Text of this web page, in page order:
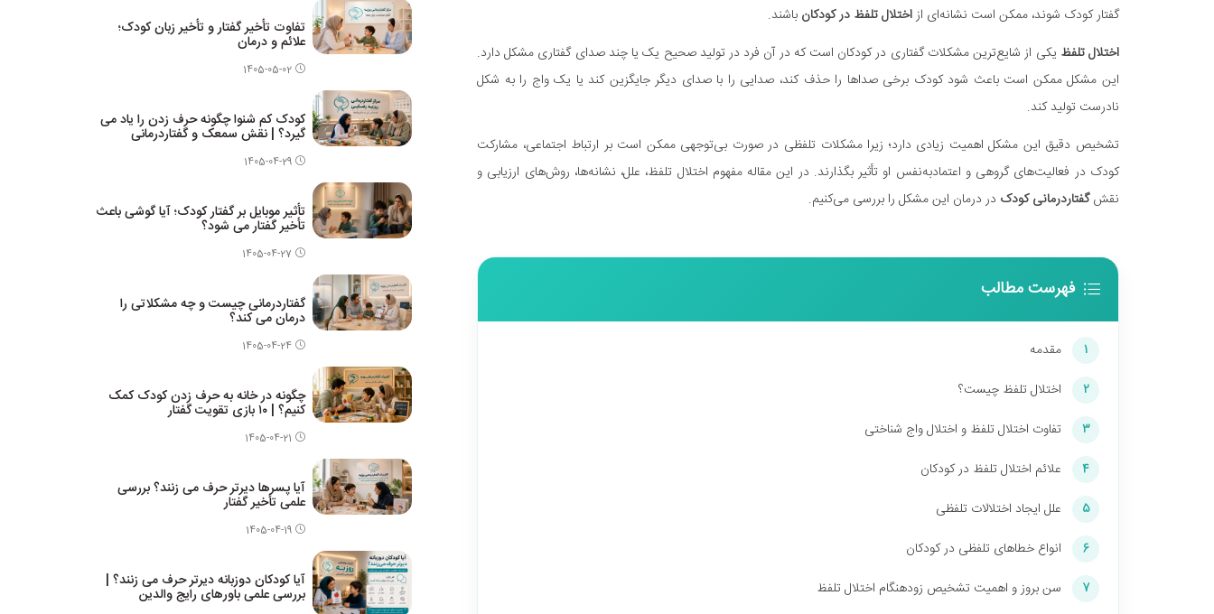
گفتار کودک شوند، ممکن است نشانه‌ای ازاختلال تلفظ در کودکان باشند.
اختلال تلفظ یکی از شایع‌ترین مشکلات گفتاری در کودکان است که در آن فرد در تولید صحیح یک یا چند صدای گفتاری مشکل دارد.
این مشکل ممکن است باعث شود کودک برخی صداها را حذف کند، صدایی را با صدای دیگر جایگزین کند یا یک واج را به شکل
نادرست تولید کند.
تشخیص دقیق این مشکل اهمیت زیادی دارد؛ زیرا مشکلات تلفظی در صورت بی‌توجهی ممکن است بر ارتباط اجتماعی، مشارکت
کودک در فعالیت‌های گروهی و اعتمادبه‌نفس او تأثیر بگذارند. در این مقاله مفهوم اختلال تلفظ، علل، نشانه‌ها، روش‌های ارزیابی و
نقشگفتاردرمانی کودک در درمان این مشکل را بررسی می‌کنیم.
فهرست مطالب
1 مقدمه
2 اختلال تلفظ چیست؟
3 تفاوت اختلال تلفظ و اختلال واج شناختی
4 علائم اختلال تلفظ در کودکان
5 علل ایجاد اختلالات تلفظی
6 انواع خطاهای تلفظی در کودکان
7 سن بروز و اهمیت تشخیص زودهنگام اختلال تلفظ
تفاوت تأخیر گفتار و تأخیر زبان کودک؛
علائم و درمان
1405-05-02
کودک کم شنوا چگونه حرف زدن را یاد می
گیرد؟ | نقش سمعک و گفتاردرمانی
1405-04-29
تأثیر موبایل بر گفتار کودک؛ آیا گوشی باعث
تأخیر گفتار می شود؟
1405-04-27
گفتاردرمانی چیست و چه مشکلاتی را
درمان می کند؟
1405-04-24
چگونه در خانه به حرف زدن کودک کمک
کنیم؟ | ۱۰ بازی تقویت گفتار
1405-04-21
آیا پسرها دیرتر حرف می زنند؟ بررسی
علمی تأخیر گفتار
1405-04-19
آیا کودکان دوزبانه دیرتر حرف می زنند؟ |
بررسی علمی باورهای رایج والدین